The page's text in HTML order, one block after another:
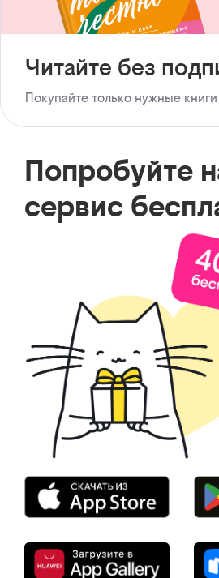
Читайте без
Покупайте только нужные книги
Попробуйте
сервис